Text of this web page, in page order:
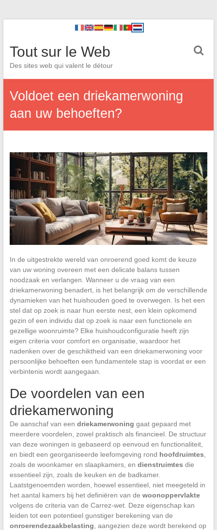
Tout sur le Web
Des sites web qui valent le détour
Voldoet een driekamerwoning
aan uw behoeften?
In de uitgestrekte wereld van onroerend goed komt de keuze
van uw woning overeen met een delicate balans tussen
noodzaak en verlangen. Wanneer u de vraag van een
driekamerwoning benadert, is het belangrijk om de verschillende
dynamieken van het huishouden goed te overwegen. Is het een
stel dat op zoek is naar hun eerste nest, een klein opkomend
gezin of een individu dat op zoek is naar een functionele en
gezellige woonruimte? Elke huishoudconfiguratie heeft zijn
eigen criteria voor comfort en organisatie, waardoor het
nadenken over de geschiktheid van een driekamerwoning voor
persoonlijke behoeften een fundamentele stap is voordat er een
verbintenis wordt aangegaan.
De voordelen van een
driekamerwoning
De aanschaf van een driekamerwoning gaat gepaard met
meerdere voordelen, zowel praktisch als financieel. De structuur
van deze woningen is gebaseerd op eenvoud en functionaliteit,
en biedt een georganiseerde leefomgeving rond hoofdruimtes
zoals de woonkamer en slaapkamers, en dienstruimtes die
essentieel zijn, zoals de keuken en de badkamer.
Laatstgenoemden worden, hoewel essentieel, niet meegeteld in
het aantal kamers bij het definiëren van de woonoppervlakte
volgens de criteria van de Carrez-wet. Deze eigenschap kan
leiden tot een potentieel gunstiger berekening van de
onroerendezaakbelasting , aangezien deze wordt berekend op